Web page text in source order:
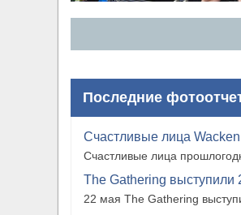
Последние
Счастливые лица
Счастливые лица
The Gathering
22 мая The Gathering